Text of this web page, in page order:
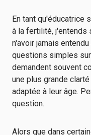
En tant qu'éducatrice
à la fertilité, j'entends
n'avoir jamais
questions simples
demandent souvent
une plus grande
adaptée à leur âge.
question.
Alors que dans